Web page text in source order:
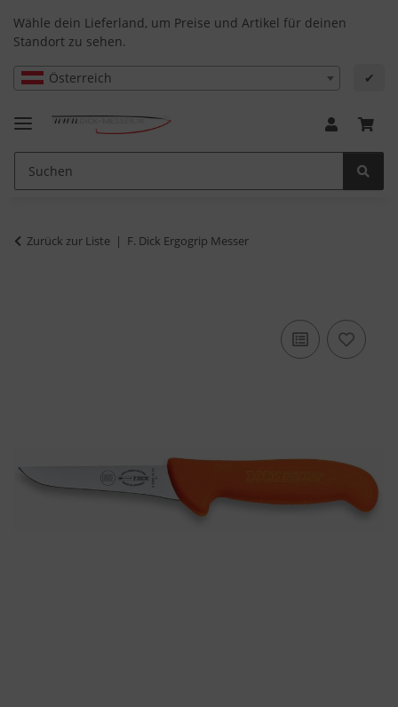
Wähle dein Lieferland, um Preise und Artikel für deinen
Standort zu sehen.
Österreich ✔
Zurück zur Liste F. Dick Ergogrip Messer